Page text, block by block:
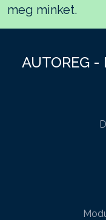
meg minket.
AUTOREG